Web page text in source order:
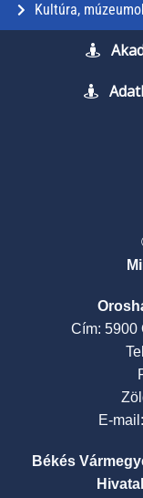
Kultúra,
Cím: 5900
E-mail:
Békés